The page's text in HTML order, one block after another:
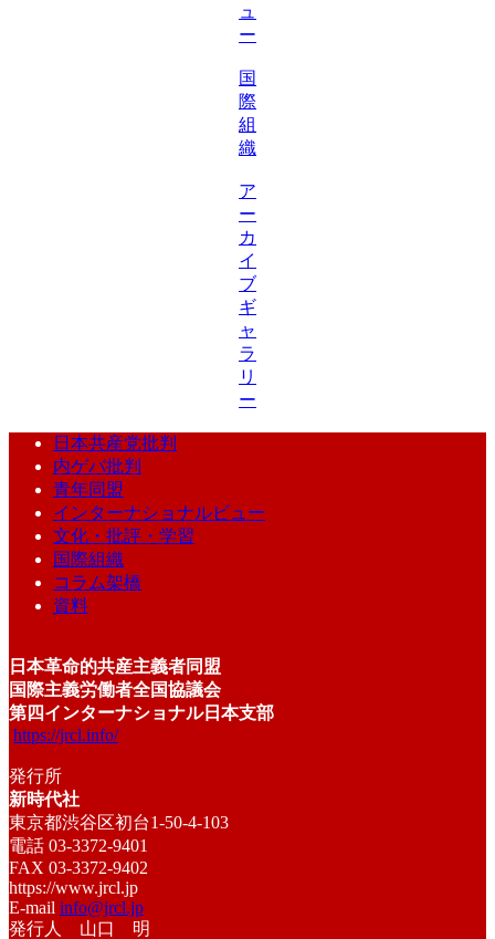
ュ
ー
国
際
組
織
ア
ー
カ
イ
ブ
ギ
ャ
ラ
リ
ー
日本共産党批判
内ゲバ批判
青年同盟
インターナショナルビュー
文化・批評・学習
国際組織
コラム架橋
資料
日本革命的共産主義者同盟
国際主義労働者全国協議会
第四インターナショナル日本支部
https://jrcl.info/
発行所
新時代社
東京都渋谷区初台1-50-4-103
電話 03-3372-9401
FAX 03-3372-9402
https://www.jrcl.jp
E-mail info@jrcl.jp
発行人 山口 明